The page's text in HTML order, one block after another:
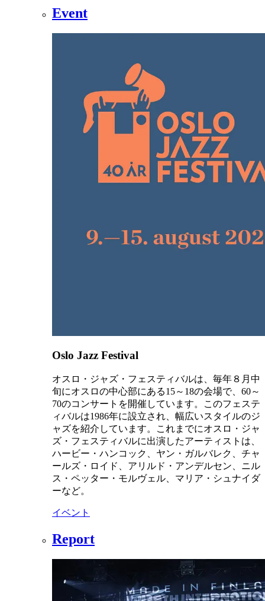
Event
Oslo Jazz Festival
オスロ・ジャズ・フェスティバルは、毎年８月中
旬にオスロの中心部にある15～18の会場で、60～
70のコンサートを開催しています。このフェステ
ィバルは1986年に設立され、幅広いスタイルのジ
ャズを紹介しています。これまでにオスロ・ジャ
ズ・フェスティバルに出演したアーティストは、
ハービー・ハンコック、ヤン・ガルバレク、チャ
ールズ・ロイド、アリルド・アンデルセン、ニル
ス・ペッター・モルヴェル、マリア・シュナイダ
ーなど。
イベント
Report